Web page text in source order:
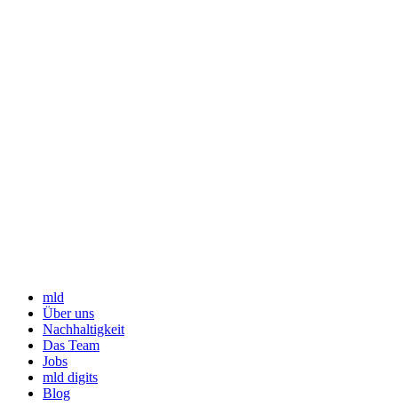
mld
Über uns
Nachhaltigkeit
Das Team
Jobs
mld digits
Blog